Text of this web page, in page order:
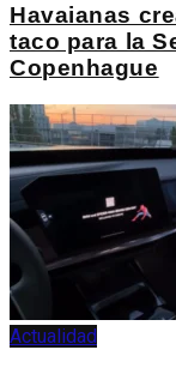
Havaianas
taco para la
Copenhague
Actualidad